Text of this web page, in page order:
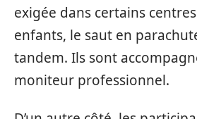
exigée dans certains
enfants, le saut en
tandem. Ils sont
moniteur professionnel.